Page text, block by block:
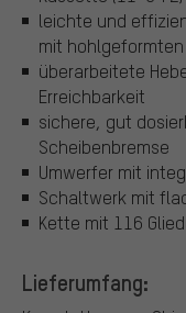
leichte und
mit
überarbeitete
Erreichbarkeit
sichere, gut
Scheibenbremse
Umwerfer mit
Schaltwerk mit
Kette mit 116
Lieferumfang: